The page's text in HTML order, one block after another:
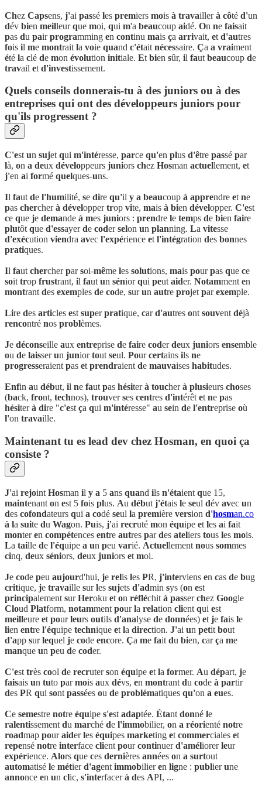
Chez Capsens, j'ai passé les premiers mois à travaillerà côté d'un
dév bien meilleurque moi, qui m'a beaucoup aidé. On ne faisait
pas du pairprogramming en continu mais ça arrivait, et d'autres
fois il me montrait la voie quand c'était nécessaire. Ça a vraiment
été la clé de mon évolution initiale. Et bien sûr, il faut beaucoup de
travail et d'investissement.
Quels conseils donnerais-tu à des juniors ou à des
entreprises qui ont des développeurs juniors pour
qu'ils progressent ?
C'est un sujet qui m'intéresse, parce qu'en plus d'être passé par
là, on a deux développeurs juniors chez Hosman actuellement, et
j'en ai formé quelques-uns.
Il faut de l'humilité, se dire qu'il y a beaucoup à apprendre et ne
pas chercherà développertrop vite, mais à bien développer. C'est
ce que je demande à mes juniors : prendre le temps de bien faire
plutôt que d'essayerde coderselon un planning. La vitesse
d'exécution viendra avec l'expérience et l'intégration des bonnes
pratiques.
Il faut chercherparsoi-même les solutions, mais pourpas que ce
soit trop frustrant, il faut un séniorqui peut aider. Notamment en
montrant des exemples de code, surun autre projet parexemple.
Lire des articles est superpratique, card'autres ont souvent déjà
rencontré nos problèmes.
Je déconseille aux entreprise de faire coderdeux juniors ensemble
ou de laisserun juniortout seul. Pourcertains ils ne
progresseraient pas et prendraient de mauvaises habitudes.
Enfin au début, il ne faut pas hésiterà toucherà plusieurs choses
(back, front, technos), trouverses centres d'intérêt et ne pas
hésiterà dire "c'est ça qui m'intéresse" au sein de l'entreprise où
l'on travaille.
Maintenant tu es lead dev chez Hosman, en quoi ça
consiste ?
J'ai rejoint Hosman il y a 5 ans quand ils n'étaient que 15,
maintenant on est 5 fois plus. Au début j'étais le seul dév avec un
des cofondateurs qui a codé seul la première version d'hosman.co
à la suite du Wagon. Puis, j'ai recruté mon équipe et les ai fait
monteren compétences entre autres pardes ateliers tous les mois.
La taille de l'équipe a un peu varié. Actuellement nous sommes
cinq, deux séniors, deux juniors et moi.
Je code peu aujourd'hui, je relis les PR, j'interviens en cas de bug
critique, je travaille surles sujets d'admin sys (on est
principalement surHeroku et on réfléchit à passerchez Google
Cloud Platform, notamment pourla relation client qui est
meilleure et pourleurs outils d'analyse de données) et je fais le
lien entre l'équipe technique et la direction. J'ai un petit bout
d'app surlequel je code encore. Ça me fait du bien, carça me
manque un peu de coder.
C'est très cool de recruterson équipe et la former. Au départ, je
faisais un tuto parmois aux dévs, en montrant du code à partir
des PR qui sont passées ou de problématiques qu'on a eues.
Ce semestre notre équipe s'est adaptée. Étant donné le
ralentissement du marché de l'immobilier, on a réorienté notre
roadmap pouraiderles équipes marketing et commerciales et
repensé notre interface client pourcontinuerd'améliorerleur
expérience. Alors que ces dernières années on a surtout
automatisé le métierd'agent immobilieren ligne : publierune
annonce en un clic, s'interfacerà des API, ...